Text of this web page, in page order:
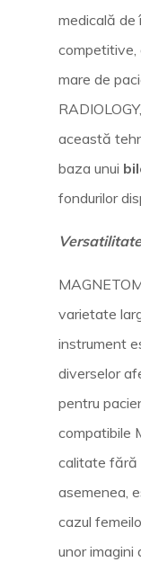
medicală de
competitive,
mare de
această
baza unui
fondurilor
varietate
instrument
diverselor
pentru
compatibile
calitate fără
asemenea,
cazul
unor imagini